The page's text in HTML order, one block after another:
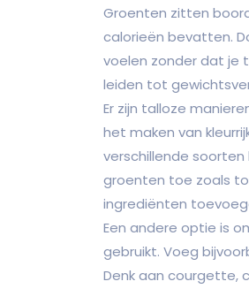
Groenten zitten
calorieën bevatten.
voelen zonder dat je
leiden tot
Er zijn talloze
het maken van
verschillende
groenten toe zoals
ingrediënten
Een andere optie is
gebruikt. Voeg
Denk aan courgette,